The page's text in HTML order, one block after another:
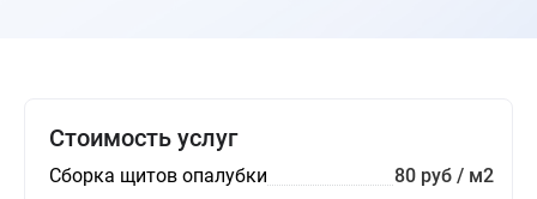
Стоимость услуг
Сборка щитов опалубки
80 руб / м2